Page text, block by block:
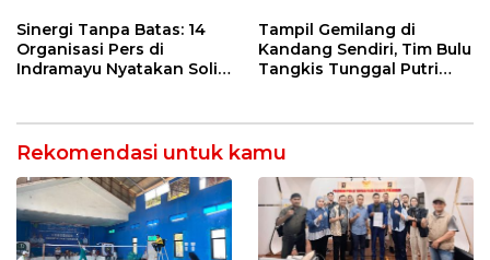
Kebakaran
12 Jahitan!
Sinergi Tanpa Batas: 14
Organisasi Pers di
Indramayu Nyatakan Solid
Tampil Gemilang di
Kandang Sendiri, Tim Bulu
Tangkis Tunggal Putri
Jatibarang 2026
Rekomendasi untuk kamu